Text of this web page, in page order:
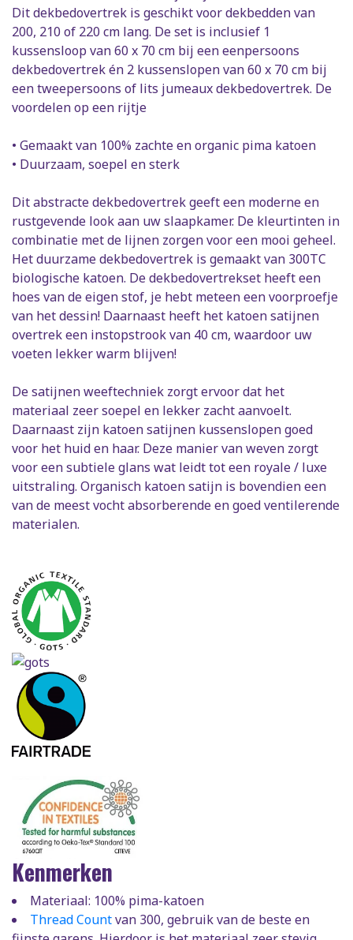
Dit dekbedovertrek is geschikt voor dekbedden van
200, 210 of 220 cm lang. De set is inclusief 1
kussensloop van 60 x 70 cm bij een eenpersoons
dekbedovertrek én 2 kussenslopen van 60 x 70 cm bij
een tweepersoons of lits jumeaux dekbedovertrek. De
voordelen op een rijtje
• Gemaakt van 100% zachte en organic pima katoen
• Duurzaam, soepel en sterk
Dit abstracte dekbedovertrek geeft een moderne en
rustgevende look aan uw slaapkamer. De kleurtinten in
combinatie met de lijnen zorgen voor een mooi geheel.
Het duurzame dekbedovertrek is gemaakt van 300TC
biologische katoen. De dekbedovertrekset heeft een
hoes van de eigen stof, je hebt meteen een voorproefje
van het dessin! Daarnaast heeft het katoen satijnen
overtrek een instopstrook van 40 cm, waardoor uw
voeten lekker warm blijven!
De satijnen weeftechniek zorgt ervoor dat het
materiaal zeer soepel en lekker zacht aanvoelt.
Daarnaast zijn katoen satijnen kussenslopen goed
voor het huid en haar. Deze manier van weven zorgt
voor een subtiele glans wat leidt tot een royale / luxe
uitstraling. Organisch katoen satijn is bovendien een
van de meest vocht absorberende en goed ventilerende
materialen.
Kenmerken
Materiaal: 100% pima-katoen
Thread Countvan 300, gebruik van de beste en